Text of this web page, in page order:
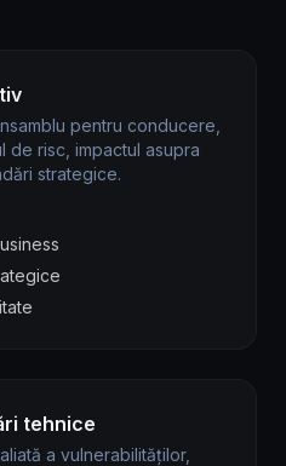
pentru conducere,
de risc, impactul asupra
strategice.
tehnice
a vulnerabilităților,